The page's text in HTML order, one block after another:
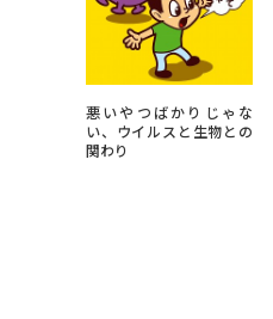
悪いやつばかりじゃな
い、ウイルスと生物との
関わり